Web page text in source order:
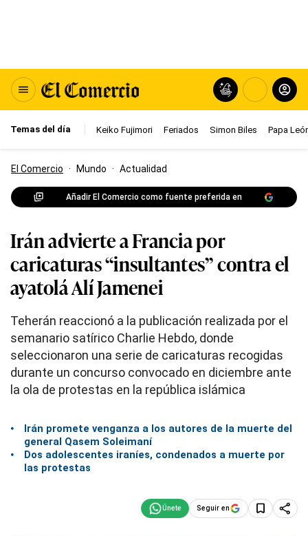
Temas del día Keiko Fujimori Feriados Simon Biles Papa
El Comercio · Mundo · Actualidad
Añadir El Comercio como fuente preferida en
Irán advierte a Francia por
caricaturas “insultantes” contra el
ayatolá Alí Jamenei
Teherán reaccionó a la publicación realizada por el
semanario satírico Charlie Hebdo, donde
seleccionaron una serie de caricaturas recogidas
durante un concurso convocado en diciembre ante
la ola de protestas en la república islámica
Irán promete venganza a los autores de la muerte del
general Qasem Soleimaní
Dos adolescentes iraníes, condenados a muerte por
las protestas
Seguir en